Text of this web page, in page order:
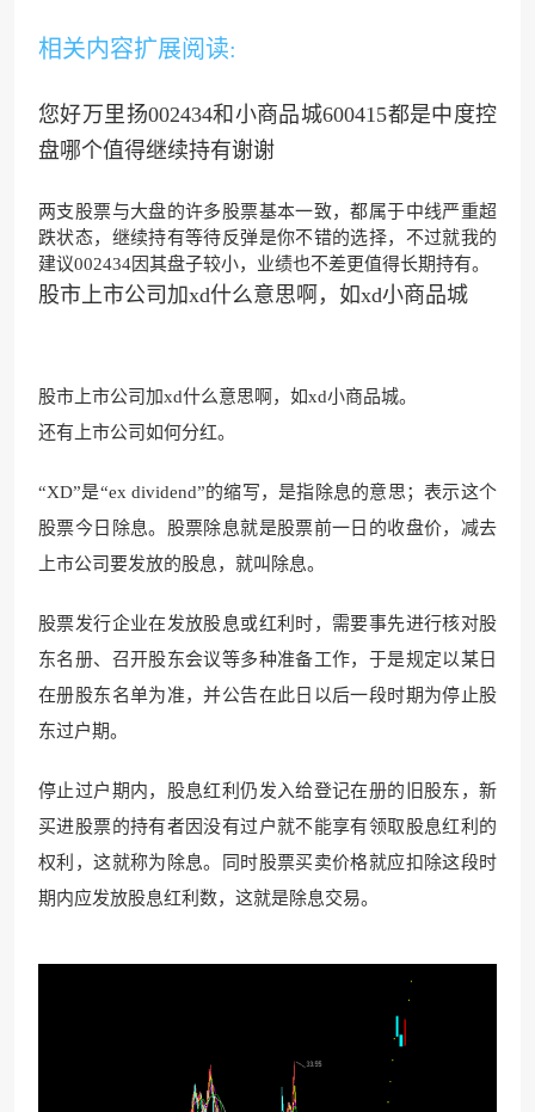
相关内容扩展阅读:
您好万里扬002434和小商品城600415都是中度控
盘哪个值得继续持有谢谢
两支股票与大盘的许多股票基本一致，都属于中线严重超
跌状态，继续持有等待反弹是你不错的选择，不过就我的
建议002434因其盘子较小，业绩也不差更值得长期持有。
股市上市公司加xd什么意思啊，如xd小商品城
股市上市公司加xd什么意思啊，如xd小商品城。
还有上市公司如何分红。
“XD”是“ex dividend”的缩写，是指除息的意思；表示这个
股票今日除息。股票除息就是股票前一日的收盘价，减去
上市公司要发放的股息，就叫除息。
股票发行企业在发放股息或红利时，需要事先进行核对股
东名册、召开股东会议等多种准备工作，于是规定以某日
在册股东名单为准，并公告在此日以后一段时期为停止股
东过户期。
停止过户期内，股息红利仍发入给登记在册的旧股东，新
买进股票的持有者因没有过户就不能享有领取股息红利的
权利，这就称为除息。同时股票买卖价格就应扣除这段时
期内应发放股息红利数，这就是除息交易。